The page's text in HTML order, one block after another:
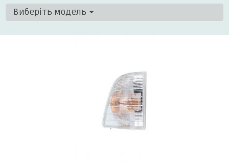
Виберіть модель